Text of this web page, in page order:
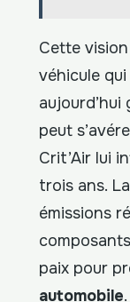
Cette
véhicule
peut
Crit’Air lui
trois ans.
émissions
paix pour
automobile.